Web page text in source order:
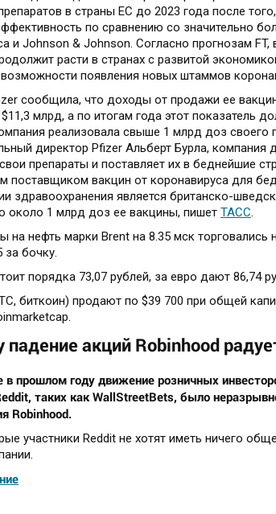
в страны ЕС до 2023 года после
по сравнению со значительно
и Johnson & Johnson. Согласно прогнозам
расти в странах с развитой
появления новых штаммов
сообщила, что доходы от продажи ее
млрд, а по итогам года этот показатель
реализовала свыше 1 млрд доз своего
директор Pfizer Альберт Бурла,
препараты и поставляет их в беднейшие
поставщиком вакцин от коронавируса для
здравоохранения является британско-
около 1 млрд доз ее вакцины, пишет ТАСС.
на нефть марки Brent на 8.35 мск торговались
за бочку.
порядка 73,07 рублей, за евро дают 86,74
биткоин) продают по $39 700 при общей
акций Robinhood
в прошлом году движение розничных
таких как WallStreetBets, было
Robinhood.
участники Reddit не хотят иметь ничего